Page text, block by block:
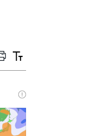
프
트
텍
트